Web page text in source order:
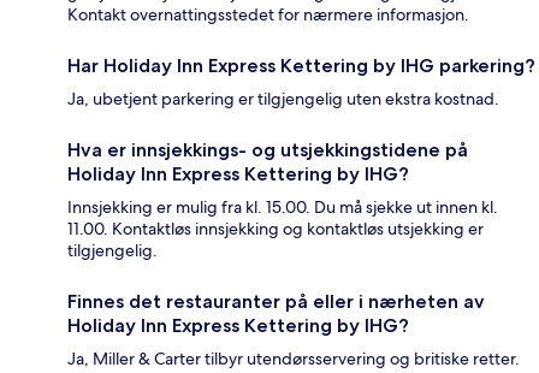
Kontakt overnattingsstedet for nærmere informasjon.
Har Holiday Inn Express Kettering by IHG parkering?
Ja, ubetjent parkering er tilgjengelig uten ekstra kostnad.
Hva er innsjekkings- og utsjekkingstidene på
Holiday Inn Express Kettering by IHG?
Innsjekking er mulig fra kl. 15.00. Du må sjekke ut innen kl.
11.00. Kontaktløs innsjekking og kontaktløs utsjekking er
tilgjengelig.
Finnes det restauranter på eller i nærheten av
Holiday Inn Express Kettering by IHG?
Ja, Miller & Carter tilbyr utendørsservering og britiske retter.